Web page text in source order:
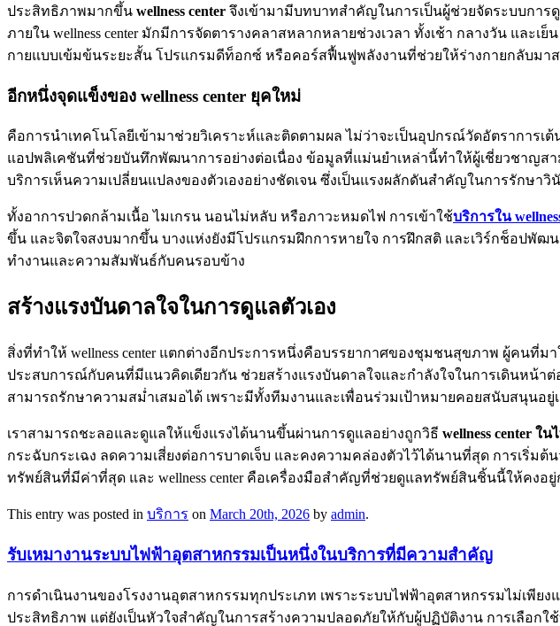
ประสิทธิภาพมากขึ้น wellness center จึงเข้ามามีบทบาทสำคัญในการเป็นผู้ช่วยจัดระบบการ
ภายใน wellness center มักมีการจัดตารางคลาสหลากหลายช่วงเวลา ทั้งเช้า กลางวัน แล
กายแบบเข้มข้นระยะสั้น โปรแกรมดีท็อกซ์ หรือคอร์สฟื้นฟูพลังงานที่ช่วยให้ร่างกายกลับมา
อีกหนึ่งจุดแข็งของ wellness center ยุคใหม่
คือการนำเทคโนโลยีเข้ามาช่วยวิเคราะห์และติดตามผล ไม่ว่าจะเป็นอุปกรณ์วัดอัตราการ
แอปพลิเคชันที่ช่วยบันทึกพัฒนาการอย่างต่อเนื่อง ข้อมูลที่แม่นยำเหล่านี้ทำให้ผู้เชี่ยวชาญส
บริการเห็นความเปลี่ยนแปลงของตัวเองอย่างชัดเจน ซึ่งเป็นแรงผลักดันสำคัญในการรักษ
ทั้งอาการปวดกล้ามเนื้อ ไมเกรน นอนไม่หลับ หรือภาวะหมดไฟ การเข้าใช้บริการใน
ขึ้น และจิตใจสงบมากขึ้น บางแห่งยังมีโปรแกรมฝึกการหายใจ การฝึกสติ และเวิร์กช็อปพั
ทำงานและความสัมพันธ์กับคนรอบข้าง
สร้างแรงบันดาลใจในการดูแลตัวเอง
สิ่งที่ทำให้ wellness center แตกต่างอีกประการหนึ่งคือบรรยากาศของชุมชนสุขภาพ ผู้คน
ประสบการณ์กับคนที่มีแนวคิดเดียวกัน ช่วยสร้างแรงบันดาลใจและกำลังใจในการเดินหน้าต่
สามารถรักษาความสม่ำเสมอได้ เพราะมีทั้งทีมงานและเพื่อนร่วมเป้าหมายคอยสนับสนุนอยู่
เราสามารถชะลอและดูแลให้แข็งแรงได้นานขึ้นผ่านการดูแลอย่างถูกวิธี wellness center ใน
กระฉับกระเฉง ลดความเสี่ยงต่อการบาดเจ็บ และคงความคล่องตัวไว้ได้นานที่สุด การเริ่ม
ทรัพย์สินที่มีค่าที่สุด และ wellness center คือเครื่องมือสำคัญที่ช่วยดูแลทรัพย์สินชิ้นนี้ให้คงอ
This entry was posted in บริการ on March 20th, 2026 by admin.
รับเหมางานระบบไฟฟ้าอุตสาหกรรมเป็นหนึ่งในบริการที่มีความสำคัญ
การดำเนินงานของโรงงานอุตสาหกรรมทุกประเภท เพราะระบบไฟฟ้าอุตสาหกรรมไม่เพีย
ประสิทธิภาพ แต่ยังเป็นหัวใจสำคัญในการสร้างความปลอดภัยให้กับผู้ปฏิบัติงาน การเลือกใ